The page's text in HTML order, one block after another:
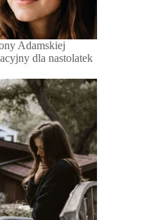
Adamskiej
dla nastolatek